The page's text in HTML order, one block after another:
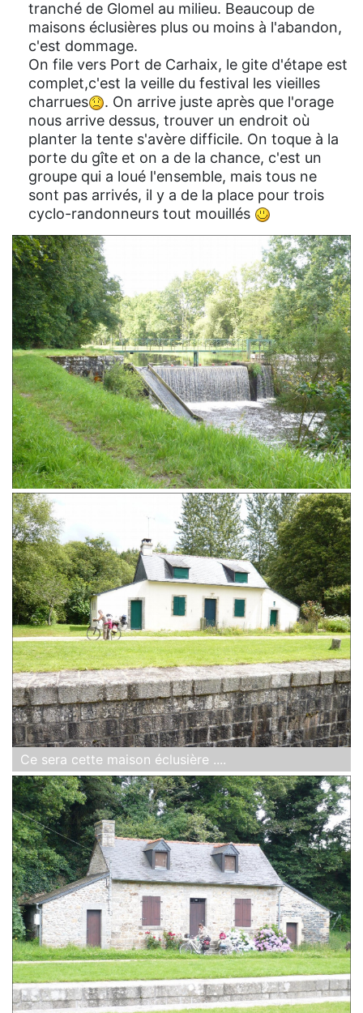
tranché de Glomel au milieu. Beaucoup de
maisons éclusières plus ou moins à l'abandon,
c'est dommage.
On file vers Port de Carhaix, le gite d'étape est
complet,c'est la veille du festival les vieilles
charrues
. On arrive juste après que l'orage
nous arrive dessus, trouver un endroit où
planter la tente s'avère difficile. On toque à la
porte du gîte et on a de la chance, c'est un
groupe qui a loué l'ensemble, mais tous ne
sont pas arrivés, il y a de la place pour trois
cyclo-randonneurs tout mouillés
Ce sera cette maison éclusière ....